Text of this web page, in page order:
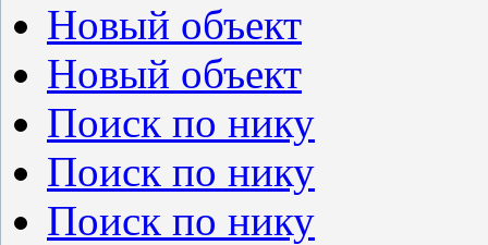
Новый объект
Новый объект
Поиск по нику
Поиск по нику
Поиск по нику